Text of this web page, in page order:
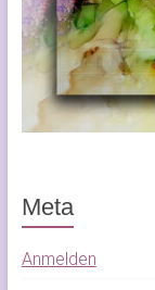
Meta
Anmelden